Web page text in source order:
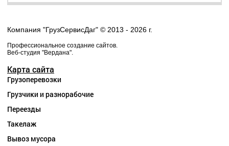
Компания "ГрузСервисДаг" © 2013 - 2026 г.
Профессиональное создание сайтов.
Веб-студия "Вердана".
Карта сайта
Грузоперевозки
Грузчики и разнорабочие
Переезды
Такелаж
Вывоз мусора